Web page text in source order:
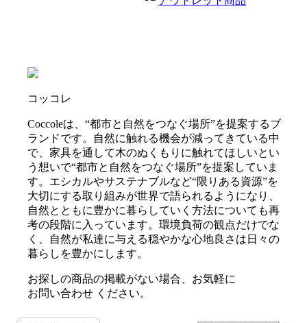
コッコレ
Coccoleは、“都市と自然をつなぐ場所”を提案するブ
ランドです。自然に触れる機会が減ってきている中
で、家具を通して木のぬくもりに触れてほしいとい
う想いで“都市と自然をつなぐ場所”を提案していま
す。エシカルやサステナブルなど“限りある資源”を
大切にする取り組みが世界で語られるようになり、
自然とともに豊かに暮らしていく方法についても再
考の段階に入っています。環境負荷の観点だけでな
く、自然が私達に与える穏やかな心地良さは日々の
暮らしを豊かにします。
お探しの商品の掲載がない場合、お気軽に
お問い合わせ ください。